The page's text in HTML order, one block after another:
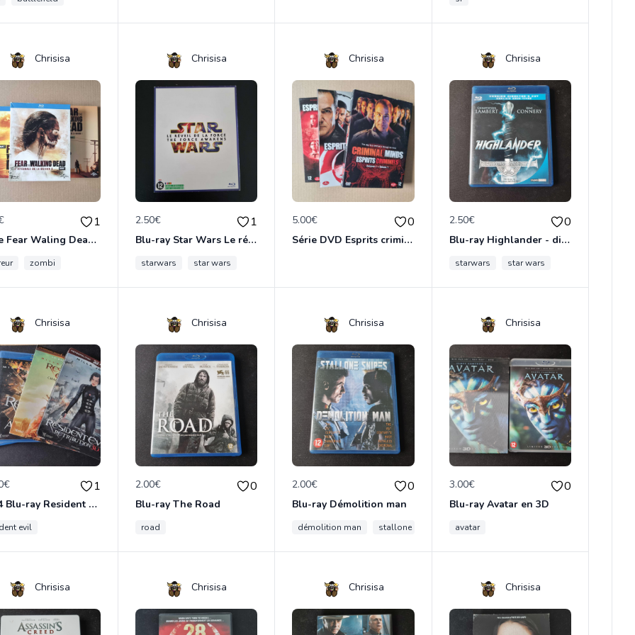
Chrisisa
1
Série Fear Waling Dead saison 1,2 et 3
zombi
Chrisisa
2.50€ 1
Blu-ray Star Wars Le réveille de la Force
starwars star wars
Chrisisa
5.00€ 0
Série DVD Esprits criminels 1 - 3
Chrisisa
2.50€ 0
Blu-ray Highlander - director's cut
starwars star wars
Chrisisa
1
Lot 4 Blu-ray Resident Evil
evil
Chrisisa
2.00€ 0
Blu-ray The Road
road
Chrisisa
2.00€ 0
Blu-ray Démolition man
démolition man stallone
Chrisisa
3.00€ 0
Blu-ray Avatar en 3D
avatar
Chrisisa Chrisisa Chrisisa Chrisisa